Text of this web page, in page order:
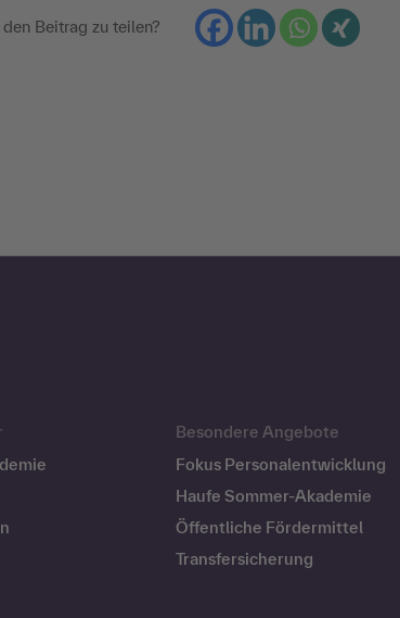
den Beitrag zu teilen?
Besondere Angebote
Fokus Personalentwicklung
Haufe Sommer-Akademie
Öffentliche Fördermittel
Transfersicherung